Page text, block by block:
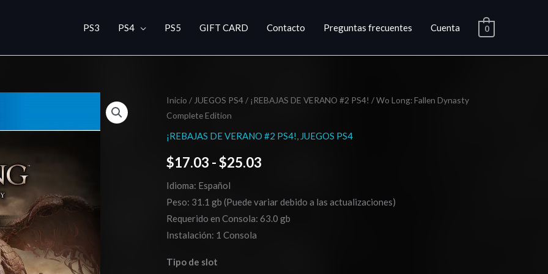
PS3 PS4 PS5 GIFT CARD Contacto Preguntas frecuentes Cuenta 0
Inicio / JUEGOS PS4/ ¡REBAJAS DE VERANO #2 PS4! / Wo Long: Fallen Dynasty
Complete Edition
¡REBAJAS DE VERANO #2 PS4!, JUEGOS PS4
$17.03 -$25.03
Rango
de
$17.03
Idioma: Español
Peso: 31.1 gb (Puede variar debido a las actualizaciones)
Requerido en Consola: 63.0 gb
Instalación: 1 Consola
Tipo de slot
Wo
Long:
Fallen
Complete
Edition
cantidad